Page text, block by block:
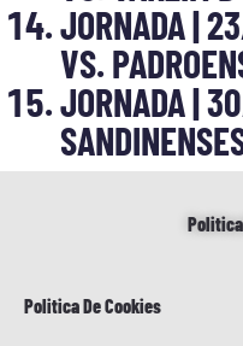
JORNADA |
VS.
JORNADA |
Politica De Cookies